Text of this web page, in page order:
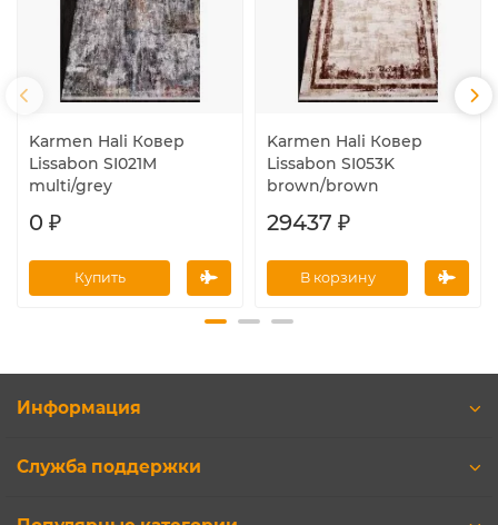
Karmen Hali Ковер
Lissabon SI021M
multi/grey
0 ₽
Купить
Karmen Hali Ковер
Lissabon SI053K
brown/brown
29437 ₽
В корзину
Информация
Служба поддержки